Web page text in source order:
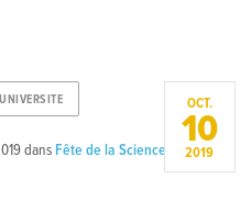
UNIVERSITE
dans Fête de la Science
OCT.
10
2019